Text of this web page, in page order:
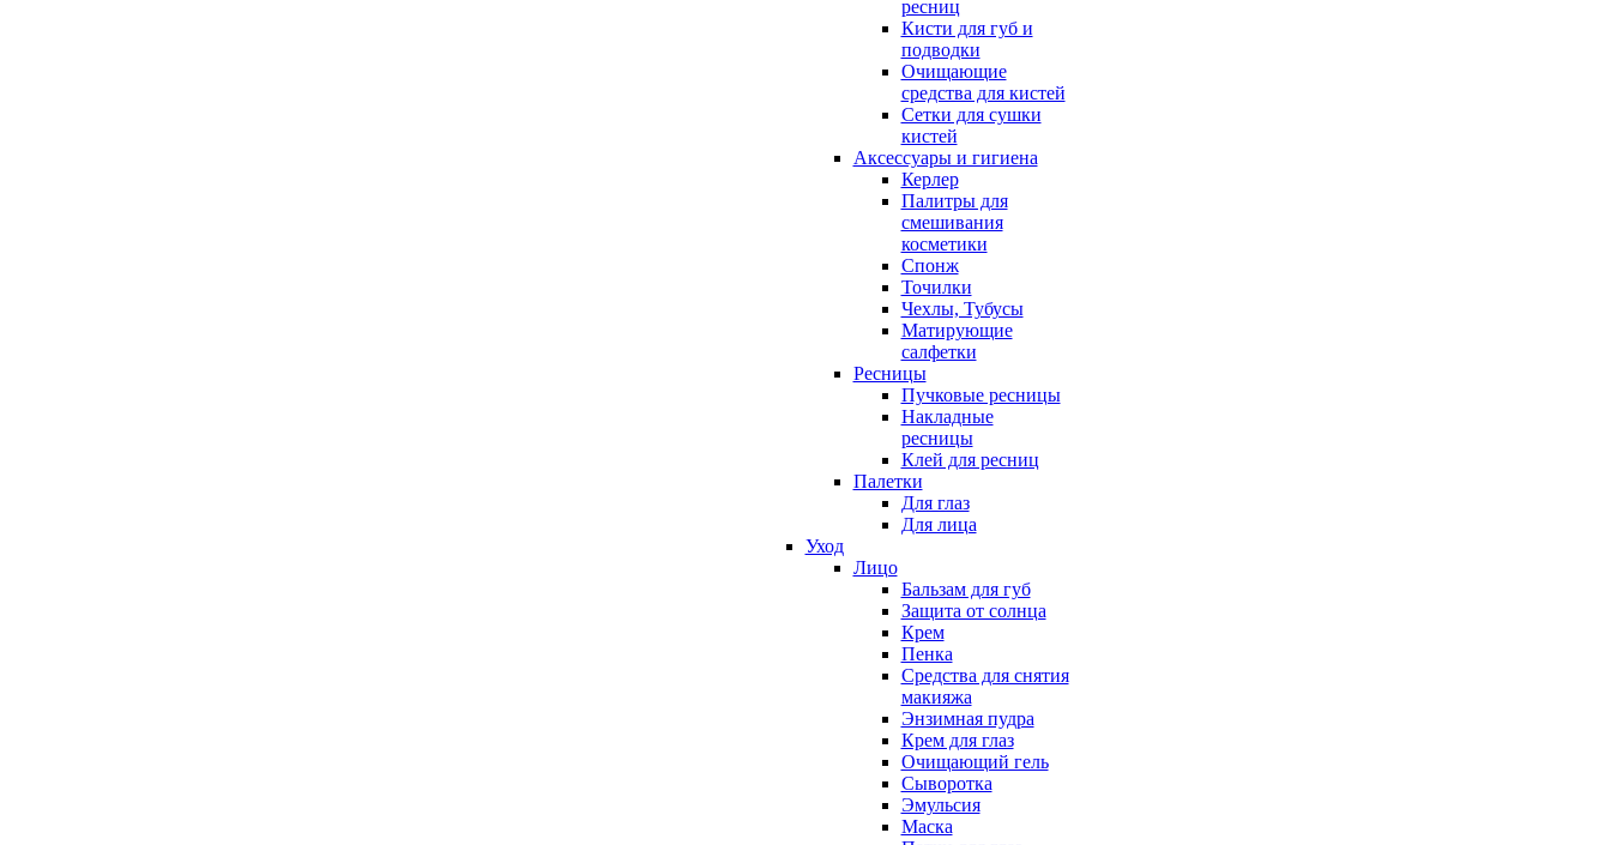
ресниц
Кисти для губ и
подводки
Очищающие
средства для кистей
Сетки для сушки
кистей
Аксессуары и гигиена
Керлер
Палитры для
смешивания
косметики
Спонж
Точилки
Чехлы, Тубусы
Матирующие
салфетки
Ресницы
Пучковые ресницы
Накладные
ресницы
Клей для ресниц
Палетки
Для глаз
Для лица
Уход
Лицо
Бальзам для губ
Защита от солнца
Крем
Пенка
Средства для снятия
макияжа
Энзимная пудра
Крем для глаз
Очищающий гель
Сыворотка
Эмульсия
Маска